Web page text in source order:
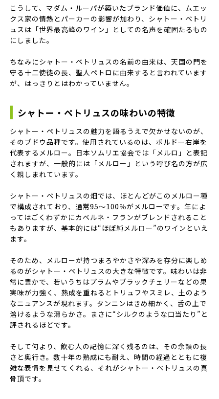
こうして、マダム・ルーパが築いたブランド価値に、ムエッ
クス家の情熱とパーカーの影響が加わり、シャトー・ペトリ
ュスは「世界最高峰のワイン」としての名声を確固たるもの
にしました。
ちなみにシャトー・ペトリュスの名前の由来は、天国の門を
守る十二使徒の長、聖人ペトロに由来すると言われています
が、はっきりとはわかっていません。
シャトー・ペトリュスの味わいの特徴
シャトー・ペトリュスの魅力を語るうえで欠かせないのが、
そのブドウ品種です。使用されているのは、ボルドー右岸を
代表するメルロー。日本ソムリエ協会では「メルロ」と表記
されますが、一般的には「メルロー」という呼び名の方が広
く親しまれています。
シャトー・ペトリュスの畑では、ほとんどがこのメルロー種
で構成されており、通常95〜100％がメルローです。年によ
ってはごくわずかにカベルネ・フランがブレンドされること
もありますが、基本的には“ほぼ純メルロー”のワインといえ
ます。
そのため、メルローが持つまろやかさや深みを存分に楽しめ
るのがシャトー・ペトリュスの大きな特徴です。味わいは非
常に豊かで、若いうちはプラムやブラックチェリーなどの果
実味が力強く、熟成を重ねるとトリュフやスミレ、土のよう
なニュアンスが現れます。タンニンはきめ細かく、舌の上で
溶けるような滑らかさ。まさに“シルクのような口当たり”と
評されるほどです。
そして何より、飲む人の記憶に深く残るのは、その余韻の長
さと奥行き。数十年の熟成にも耐え、時間の経過とともに複
雑な表情を見せてくれる、それがシャトー・ペトリュスの真
骨頂です。